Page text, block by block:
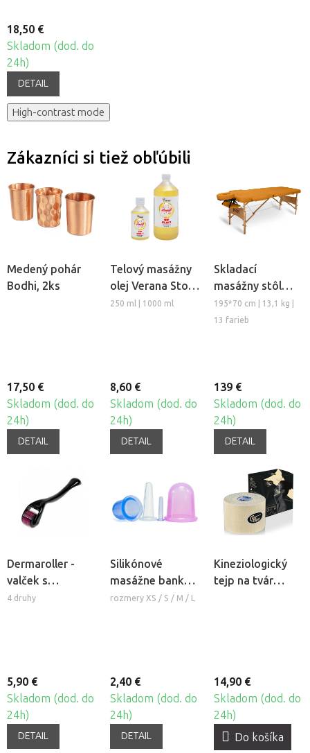
18,50 €
Skladom (dod. do
24h)
DETAIL
High-contrast mode
Zákazníci si tiež obľúbili
Medený pohár
Bodhi, 2ks
17,50 €
Skladom (dod. do
24h)
DETAIL
Telový masážny
olej Verana Stop
Celulitíde
250 ml | 1000 ml
8,60 €
Skladom (dod. do
24h)
DETAIL
Skladací
masážny stôl
TANDEM Basic-2
195*70 cm | 13,1 kg |
13 farieb
139 €
Skladom (dod. do
24h)
DETAIL
Dermaroller -
valček s
mikroihlami
4 druhy
5,90 €
Skladom (dod. do
24h)
DETAIL
Silikónové
masážne banky
Fabulo Bell
rozmery XS / S / M / L
2,40 €
Skladom (dod. do
24h)
DETAIL
Kineziologický
tejp na tvár
14,90 €
Skladom (dod. do
24h)
Do košíka